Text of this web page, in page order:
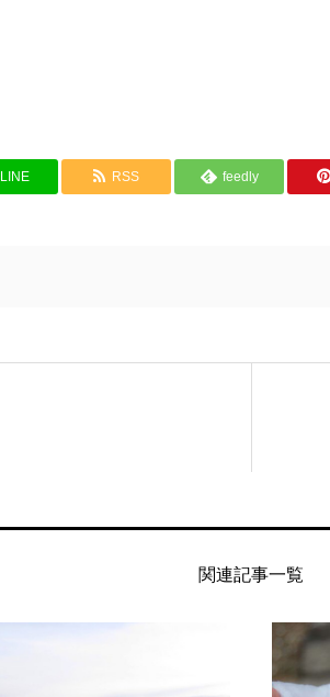
LINE RSS feedly
関連記事一覧